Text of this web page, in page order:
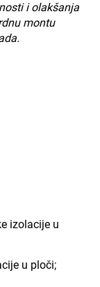
i olakšanja
montu
izolacije u
u ploči;